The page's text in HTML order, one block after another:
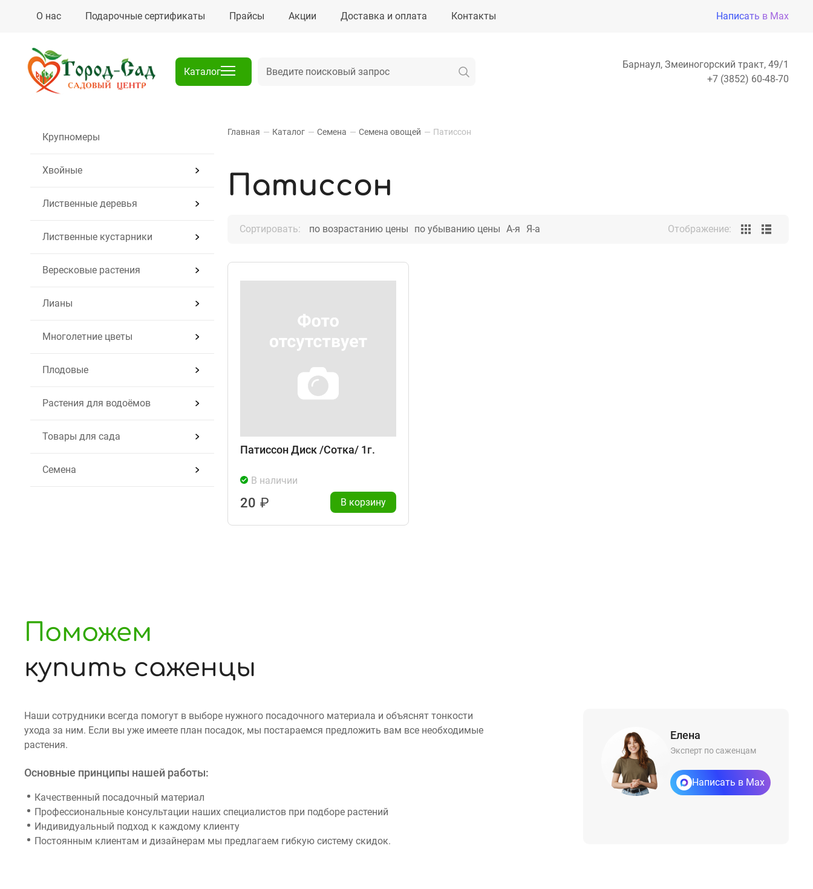
О нас Подарочные сертификаты Прайсы Акции Доставка и оплата Контакты Написать в Max
Каталог
Барнаул, Змеиногорский тракт, 49/1
+7 (3852) 60-48-70
Крупномеры
Хвойные
Лиственные деревья
Лиственные кустарники
Вересковые растения
Лианы
Многолетние цветы
Плодовые
Растения для водоёмов
Товары для сада
Семена
Главная — Каталог — Семена — Семена овощей — Патиссон
Патиссон
Сортировать: по возрастанию цены по убыванию цены А-я Я-а Отображение:
Патиссон Диск /Сотка/ 1г.
В наличии
20 ₽ В корзину
Поможем
купить саженцы
Наши сотрудники всегда помогут в выборе нужного посадочного материала и объяснят тонкости
ухода за ним. Если вы уже имеете план посадок, мы постараемся предложить вам все необходимые
растения.
Основные принципы нашей работы:
Качественный посадочный материал
Профессиональные консультации наших специалистов при подборе растений
Индивидуальный подход к каждому клиенту
Постоянным клиентам и дизайнерам мы предлагаем гибкую систему скидок.
Елена
Эксперт по саженцам
Написать в Max